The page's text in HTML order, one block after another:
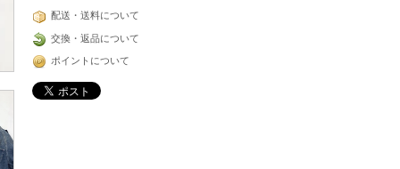
配送・送料について
交換・返品について
ポイントについて